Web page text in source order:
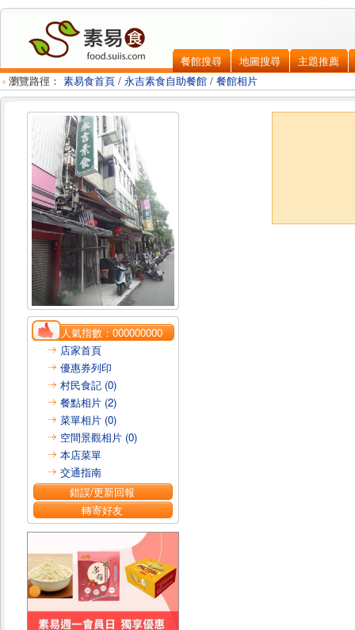
餐館搜尋 地圖搜尋
主題推薦
瀏覽路徑： 素易食首頁 / 永吉素食自助餐館 / 餐館相片
人氣指數：000000000
店家首頁
優惠券列印
村民食記 (0)
餐點相片 (2)
菜單相片 (0)
空間景觀相片 (0)
本店菜單
交通指南
錯誤/更新回報
轉寄好友